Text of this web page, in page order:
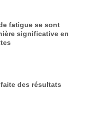
fatigue se sont
significative en
des résultats